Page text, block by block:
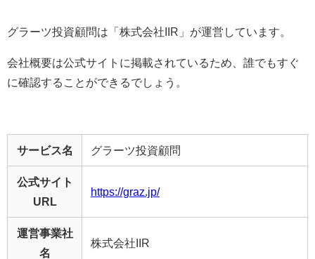
グラーツ投資顧問は「株式会社IIR」が運営しています。
会社概要は公式サイトに掲載されているため、誰でもすぐ
に確認することができるでしょう。
サービス名 グラーツ投資顧問
公式サイト
URL
https://graz.jp/
運営事業社
名
株式会社IIR